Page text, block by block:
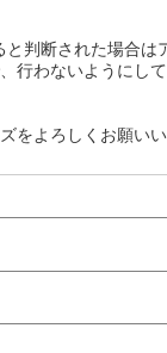
判断された場合は
わないようにして
をよろしくお願いい